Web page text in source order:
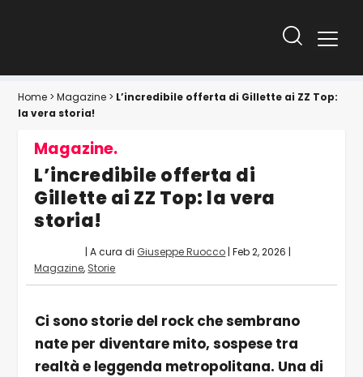
Home >Magazine > L’incredibile offerta di Gillette ai ZZ Top:
la vera storia!
Magazine.
L’incredibile offerta di
Gillette ai ZZ Top: la vera
storia!
| A cura di Giuseppe Ruocco |Feb 2, 2026 |
Magazine, Storie
Ci sono storie del rock che sembrano
nate per diventare mito, sospese tra
realtà e leggenda metropolitana. Una di